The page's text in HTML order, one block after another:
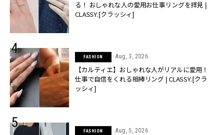
る！ おしゃれな人の愛用お仕事リングを拝見 |
CLASSY.[クラッシィ]
FASHION Aug, 3, 2026
【カルティエ】おしゃれな人がリアルに愛用！
仕事で自信をくれる相棒リング | CLASSY.[クラ
ッシィ]
FASHION Aug, 5, 2026